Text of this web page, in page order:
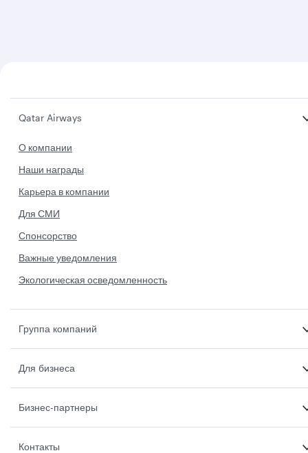
Qatar Airways
О компании
Наши награды
Карьера в компании
Для СМИ
Спонсорство
Важные уведомления
Экологическая осведомленность
Группа компаний
Для бизнеса
Бизнес-партнеры
Контакты